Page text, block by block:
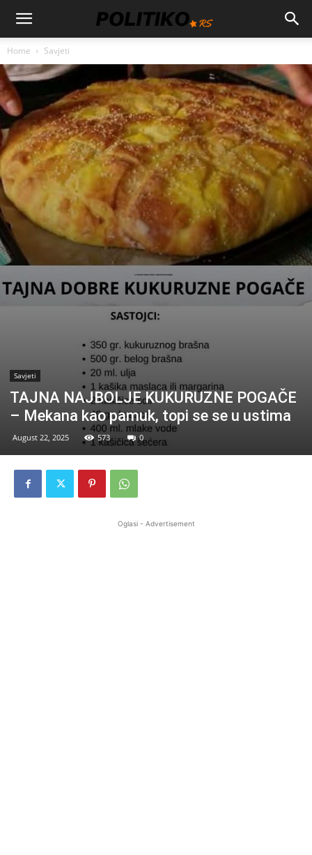
Home Savjeti
Savjeti
TAJNA NAJBOLJE KUKURUZNE POGAČE
– Mekana kao pamuk, topi se se u ustima
August 22, 2025 573 0
Oglasi - Advertisement